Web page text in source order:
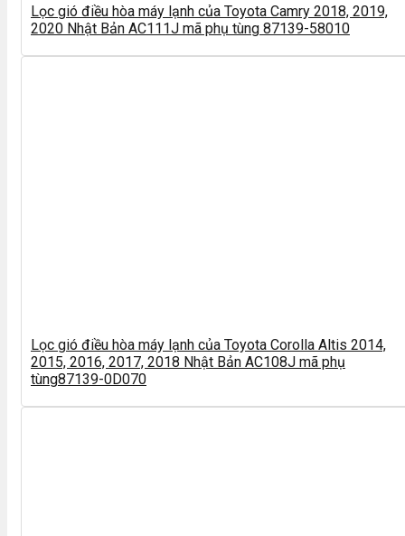
Lọc gió điều hòa máy lạnh của Toyota Camry 2018, 2019,
2020 Nhật Bản AC111J mã phụ tùng 87139-58010
Lọc gió điều hòa máy lạnh của Toyota Corolla Altis 2014,
2015, 2016, 2017, 2018 Nhật Bản AC108J mã phụ
tùng87139-0D070